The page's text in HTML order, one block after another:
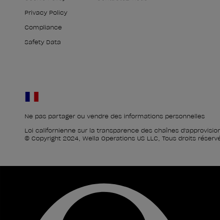
Privacy Policy
Compliance
Safety Data
Ne pas partager ou vendre des informations personnelles
Loi californienne sur la transparence des chaînes
© Copyright 2024, Wella Operations US LLC, Tous droits